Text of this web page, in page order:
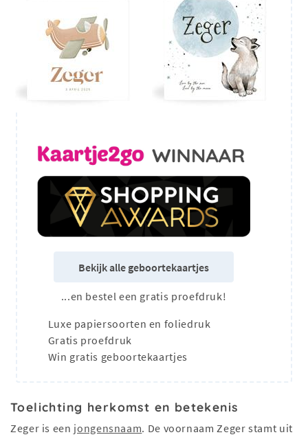
Bekijk alle geboortekaartjes
...en bestel een gratis proefdruk!
Luxe papiersoorten en foliedruk
Gratis proefdruk
Win gratis geboortekaartjes
Toelichting herkomst en betekenis
Zeger is een jongensnaam. De voornaam Zeger stamt uit